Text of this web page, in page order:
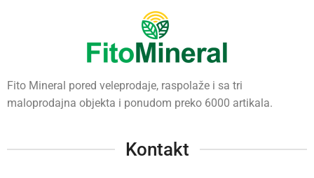
Fito Mineral pored veleprodaje, raspolaže i sa tri
maloprodajna objekta i ponudom preko 6000 artikala.
Kontakt